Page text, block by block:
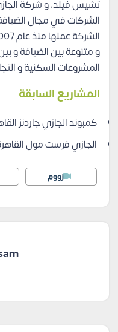
تشيس فيلد، و شركة
الشركات في مجال
و متنوعة بين الضيافة و
المشروعات السكنية و
المشاريع السابقة
كمبوند الجازي جاردنز
الجازي فرست مول
زووم